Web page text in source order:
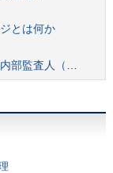
ワーク」設立
務とは何か？
に活かす
計士の役割
とは何か
（CIA）とは？